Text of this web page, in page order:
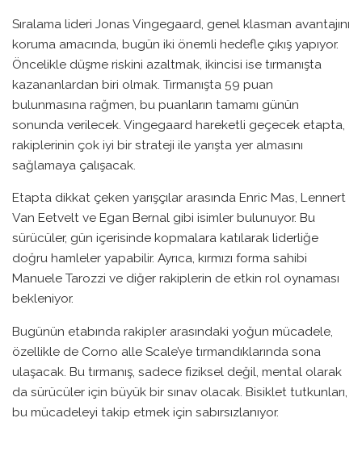
Sıralama lideri Jonas Vingegaard, genel klasman avantajını
koruma amacında, bugün iki önemli hedefle çıkış yapıyor.
Öncelikle düşme riskini azaltmak, ikincisi ise tırmanışta
kazananlardan biri olmak. Tırmanışta 59 puan
bulunmasına rağmen, bu puanların tamamı günün
sonunda verilecek. Vingegaard hareketli geçecek etapta,
rakiplerinin çok iyi bir strateji ile yarışta yer almasını
sağlamaya çalışacak.
Etapta dikkat çeken yarışçılar arasında Enric Mas, Lennert
Van Eetvelt ve Egan Bernal gibi isimler bulunuyor. Bu
sürücüler, gün içerisinde kopmalara katılarak liderliğe
doğru hamleler yapabilir. Ayrıca, kırmızı forma sahibi
Manuele Tarozzi ve diğer rakiplerin de etkin rol oynaması
bekleniyor.
Bugünün etabında rakipler arasındaki yoğun mücadele,
özellikle de Corno alle Scale’ye tırmandıklarında sona
ulaşacak. Bu tırmanış, sadece fiziksel değil, mental olarak
da sürücüler için büyük bir sınav olacak. Bisiklet tutkunları,
bu mücadeleyi takip etmek için sabırsızlanıyor.